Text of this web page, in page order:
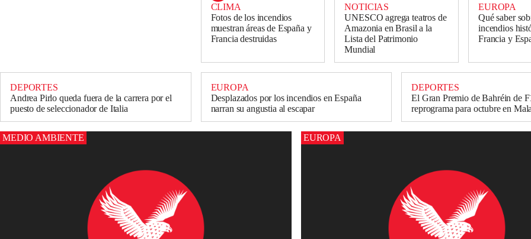
CLIMA
Fotos de los incendios
muestran áreas de España y
Francia destruidas
NOTICIAS
UNESCO agrega teatros de
Amazonia en Brasil a la
Lista del Patrimonio
Mundial
EUROPA
Qué saber
incendios
Francia y
DEPORTES
Andrea Pirlo queda fuera de la carrera por el
puesto de seleccionador de Italia
EUROPA
Desplazados por los incendios en España
narran su angustia al escapar
DEPORTES
El Gran Premio de Bahréin de
reprograma para octubre en
MEDIO AMBIENTE EUROPA